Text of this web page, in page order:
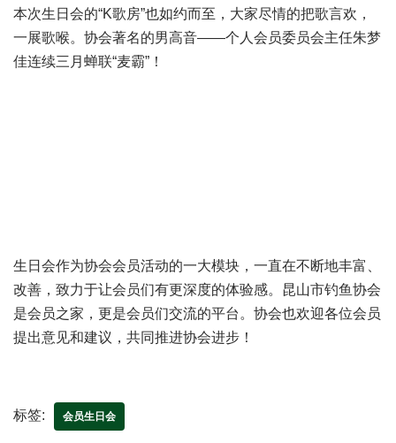
本次生日会的“K歌房”也如约而至，大家尽情的把歌言欢，
一展歌喉。协会著名的男高音——个人会员委员会主任朱梦
佳连续三月蝉联“麦霸”！
生日会作为协会会员活动的一大模块，一直在不断地丰富、
改善，致力于让会员们有更深度的体验感。昆山市钓鱼协会
是会员之家，更是会员们交流的平台。协会也欢迎各位会员
提出意见和建议，共同推进协会进步！
标签: 会员生日会